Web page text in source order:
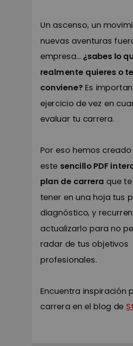
Un ascenso, un
nuevas aventuras
empresa…¿sabes lo
realmente quieres o te
conviene?Es
ejercicio de vez en
evaluar tu carrera.
Por eso hemos creado
este sencillo PDF
plan de carrera que
tener en una hoja tus
diagnóstico, y
actualizarlo para no
radar de tus objetivos
profesionales.
Encuentra inspiración
carrera en el blog de